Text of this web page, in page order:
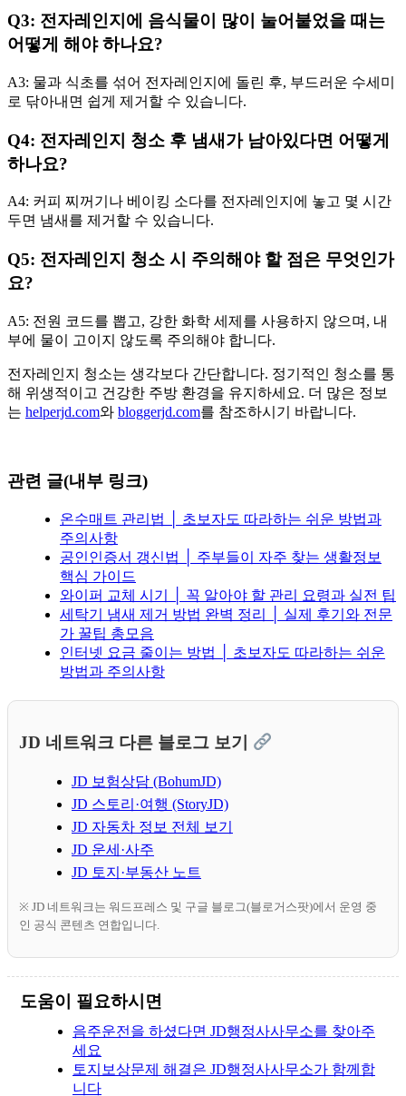
Q3: 전자레인지에 음식물이 많이 눌어붙었을 때는
어떻게 해야 하나요?
A3: 물과 식초를 섞어 전자레인지에 돌린 후, 부드러운 수세미
로 닦아내면 쉽게 제거할 수 있습니다.
Q4: 전자레인지 청소 후 냄새가 남아있다면 어떻게
하나요?
A4: 커피 찌꺼기나 베이킹 소다를 전자레인지에 놓고 몇 시간
두면 냄새를 제거할 수 있습니다.
Q5: 전자레인지 청소 시 주의해야 할 점은 무엇인가
요?
A5: 전원 코드를 뽑고, 강한 화학 세제를 사용하지 않으며, 내
부에 물이 고이지 않도록 주의해야 합니다.
전자레인지 청소는 생각보다 간단합니다. 정기적인 청소를 통
해 위생적이고 건강한 주방 환경을 유지하세요. 더 많은 정보
는 helperjd.com와 bloggerjd.com를 참조하시기 바랍니다.
관련 글(내부 링크)
온수매트 관리법 │ 초보자도 따라하는 쉬운 방법과
주의사항
공인인증서 갱신법 │ 주부들이 자주 찾는 생활정보
핵심 가이드
와이퍼 교체 시기 │ 꼭 알아야 할 관리 요령과 실전 팁
세탁기 냄새 제거 방법 완벽 정리 │ 실제 후기와 전문
가 꿀팁 총모음
인터넷 요금 줄이는 방법 │ 초보자도 따라하는 쉬운
방법과 주의사항
JD 네트워크 다른 블로그 보기
JD 보험상담 (BohumJD)
JD 스토리·여행 (StoryJD)
JD 자동차 정보 전체 보기
JD 운세·사주
JD 토지·부동산 노트
※ JD 네트워크는 워드프레스 및 구글 블로그(블로거스팟)에서 운영 중
인 공식 콘텐츠 연합입니다.
도움이 필요하시면
음주운전을 하셨다면 JD행정사사무소를 찾아주
세요
토지보상문제 해결은 JD행정사사무소가 함께합
니다